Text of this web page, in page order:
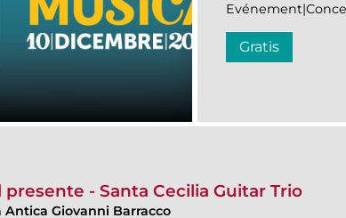
Gratis
presente - Santa Cecilia Guitar Trio
Antica Giovanni Barracco